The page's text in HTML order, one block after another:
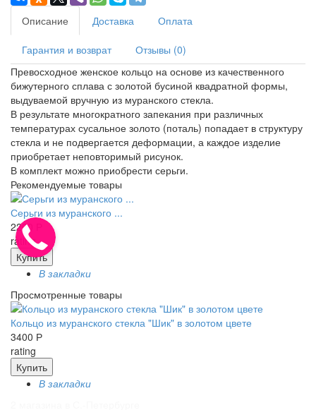
Описание Доставка Оплата
Гарантия и возврат
Отзывы (0)
Превосходное женское кольцо на основе из качественного
бижутерного сплава с золотой бусиной квадратной формы,
выдуваемой вручную из муранского стекла.
В результате многократного запекания при различных
температурах сусальное золото (поталь) попадает в структуру
стекла и не подвергается деформации, а каждое изделие
приобретает неповторимый рисунок.
В комплект можно приобрести серьги.
Рекомендуемые товары
Серьги из муранского ...
2200 Р
rating
Купить
В закладки
Просмотренные товары
Кольцо из муранского стекла "Шик" в золотом цвете
3400 Р
rating
Купить
В закладки